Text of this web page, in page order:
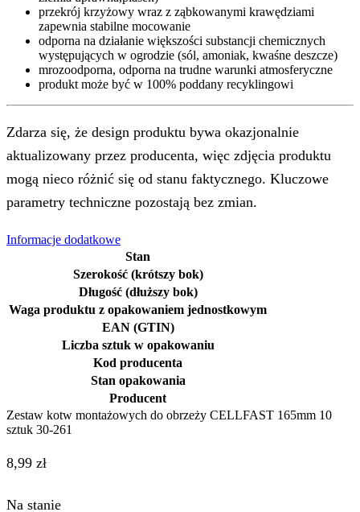
przekrój krzyżowy wraz z ząbkowanymi krawędziami
zapewnia stabilne mocowanie
odporna na działanie większości substancji chemicznych
występujących w ogrodzie (sól, amoniak, kwaśne deszcze)
mrozoodporna, odporna na trudne warunki atmosferyczne
produkt może być w 100% poddany recyklingowi
Zdarza się, że design produktu bywa okazjonalnie
aktualizowany przez producenta, więc zdjęcia produktu
mogą nieco różnić się od stanu faktycznego. Kluczowe
parametry techniczne pozostają bez zmian.
Informacje dodatkowe
Stan
Szerokość (krótszy bok)
Długość (dłuższy bok)
Waga produktu z opakowaniem jednostkowym
EAN (GTIN)
Liczba sztuk w opakowaniu
Kod producenta
Stan opakowania
Producent
Zestaw kotw montażowych do obrzeży CELLFAST 165mm 10
sztuk 30-261
8,99 zł
Na stanie